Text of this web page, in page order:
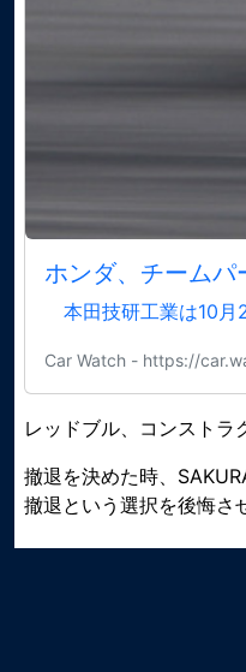
ホンダ、チーム
本田技研工業は10月
Car Watch - https://
レッドブル、コンストラ
撤退を決めた時、
撤退という選択を後悔